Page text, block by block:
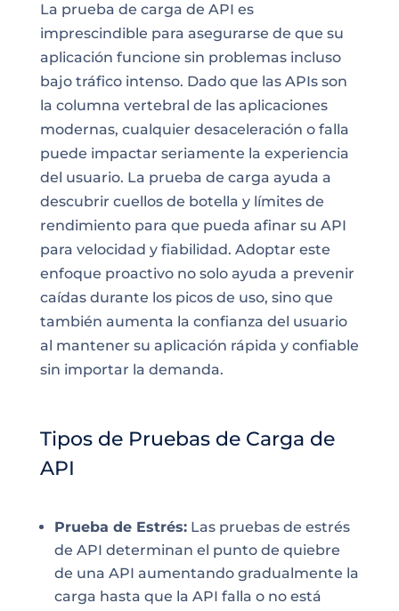
La prueba de carga de API es
imprescindible para asegurarse de que su
aplicación funcione sin problemas incluso
bajo tráfico intenso. Dado que las APIs son
la columna vertebral de las aplicaciones
modernas, cualquier desaceleración o falla
puede impactar seriamente la experiencia
del usuario. La prueba de carga ayuda a
descubrir cuellos de botella y límites de
rendimiento para que pueda afinar su API
para velocidad y fiabilidad. Adoptar este
enfoque proactivo no solo ayuda a prevenir
caídas durante los picos de uso, sino que
también aumenta la confianza del usuario
al mantener su aplicación rápida y confiable
sin importar la demanda.
Tipos de Pruebas de Carga de
API
Prueba de Estrés:Las pruebas de estrés
de API determinan el punto de quiebre
de una API aumentando gradualmente la
carga hasta que la API falla o no está